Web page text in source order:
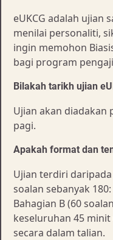
eUKCG adalah ujian
menilai personaliti,
ingin memohon
bagi program
Bilakah tarikh ujian
Ujian akan diadakan
pagi.
Apakah format dan
Ujian terdiri
soalan sebanyak
Bahagian B (60
keseluruhan 45
secara dalam talian.